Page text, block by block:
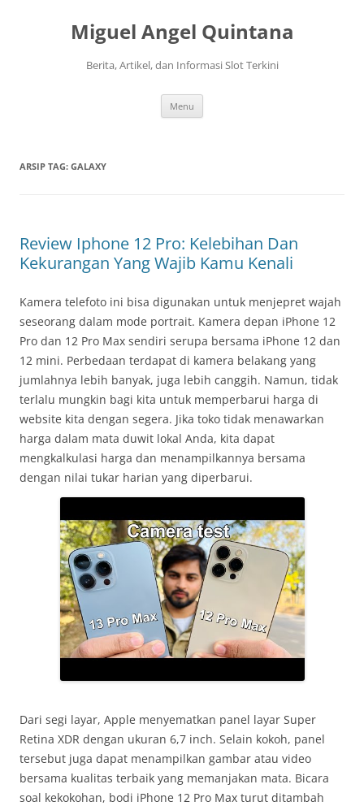
Miguel Angel Quintana
Berita, Artikel, dan Informasi Slot Terkini
Menu
ARSIP TAG: GALAXY
Review Iphone 12 Pro: Kelebihan Dan
Kekurangan Yang Wajib Kamu Kenali
Kamera telefoto ini bisa digunakan untuk menjepret wajah
seseorang dalam mode portrait. Kamera depan iPhone 12
Pro dan 12 Pro Max sendiri serupa bersama iPhone 12 dan
12 mini. Perbedaan terdapat di kamera belakang yang
jumlahnya lebih banyak, juga lebih canggih. Namun, tidak
terlalu mungkin bagi kita untuk memperbarui harga di
website kita dengan segera. Jika toko tidak menawarkan
harga dalam mata duwit lokal Anda, kita dapat
mengkalkulasi harga dan menampilkannya bersama
dengan nilai tukar harian yang diperbarui.
Dari segi layar, Apple menyematkan panel layar Super
Retina XDR dengan ukuran 6,7 inch. Selain kokoh, panel
tersebut juga dapat menampilkan gambar atau video
bersama kualitas terbaik yang memanjakan mata. Bicara
soal kekokohan, bodi iPhone 12 Pro Max turut ditambah